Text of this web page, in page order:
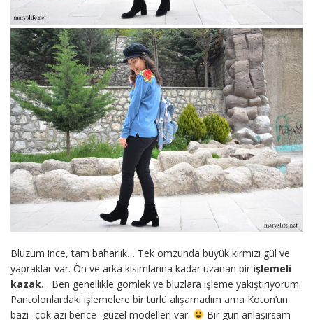
Bluzum ince, tam baharlık… Tek omzunda büyük kırmızı gül ve
yapraklar var. Ön ve arka kısımlarına kadar uzanan bir işlemeli
kazak… Ben genellikle gömlek ve bluzlara işleme yakıştırıyorum.
Pantolonlardaki işlemelere bir türlü alışamadım ama Koton’un
bazı -çok azı bence- güzel modelleri var.
Bir gün anlaşırsam